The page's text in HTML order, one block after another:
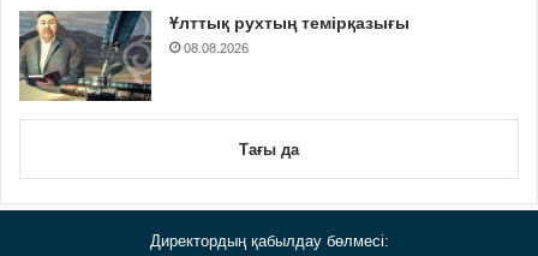
Ұлттық рухтың темірқазығы
08.08.2026
Тағы да
Директордың қабылдау бөлмесі: